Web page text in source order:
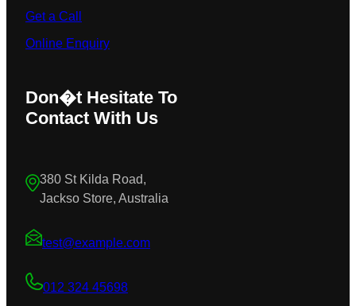
Get a Call
Online Enquiry
Don�t Hesitate To
Contact With Us
380 St Kilda Road,
Jackso Store, Australia
test@example.com
012 324 45698